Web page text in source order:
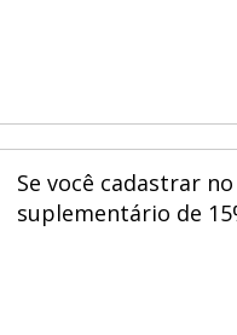
Se você cadastrar
suplementário de